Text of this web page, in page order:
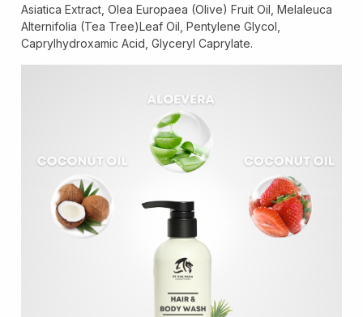
Men Care
Men Skincare
Kemasan Khusus
Asiatica Extract, Olea Europaea (Olive) Fruit Oil, Melaleuca
Alternifolia (Tea Tree)Leaf Oil, Pentylene Glycol,
Caprylhydroxamic Acid, Glyceryl Caprylate.